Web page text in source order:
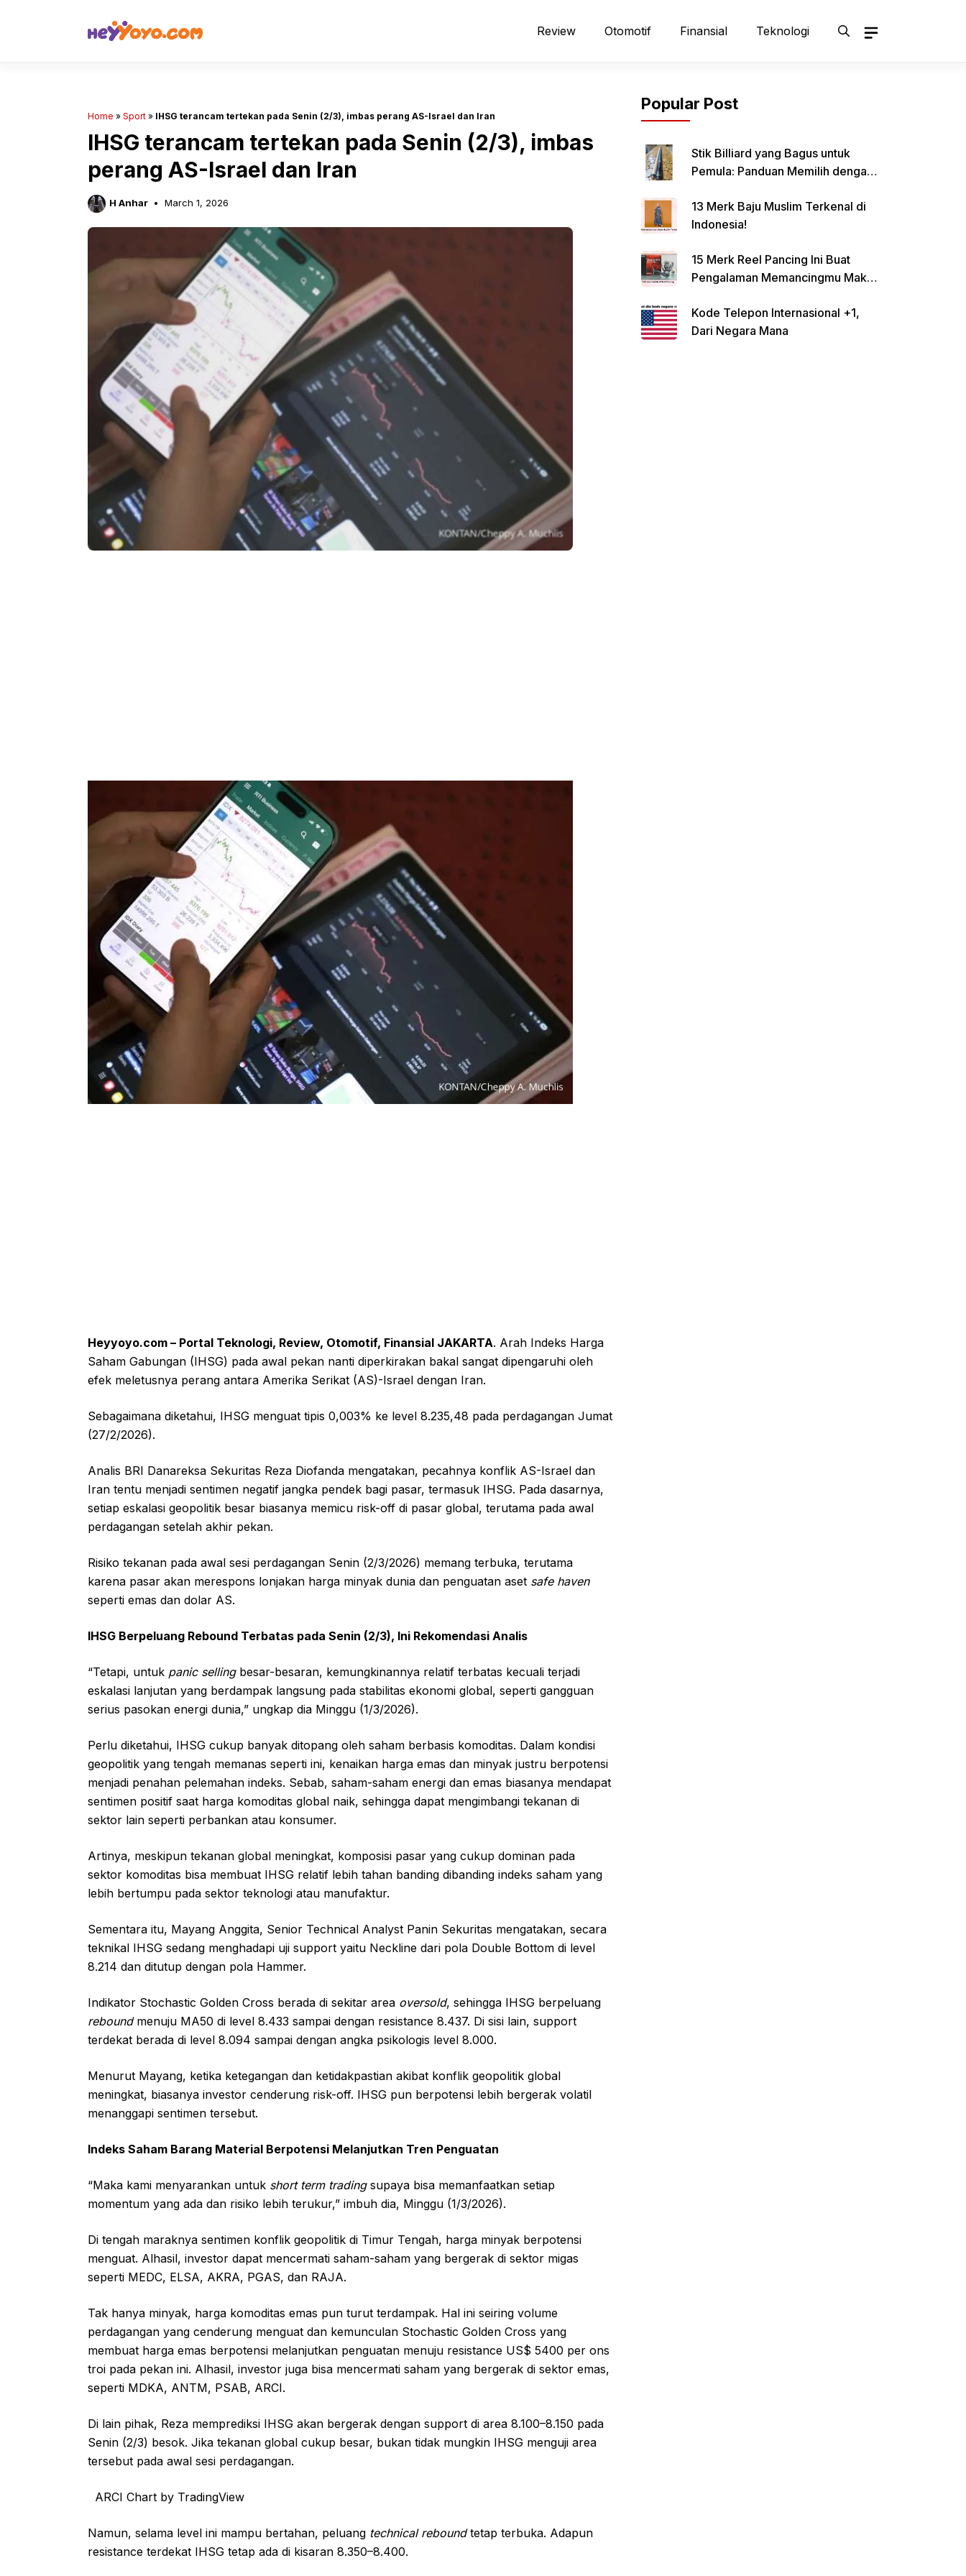
Review Otomotif Finansial Teknologi
Home » Sport » IHSG terancam tertekan pada Senin (2/3), imbas perang AS-Israel dan Iran
IHSG terancam tertekan pada Senin (2/3), imbas
perang AS-Israel dan Iran
H Anhar March 1, 2026
Heyyoyo.com – Portal Teknologi, Review, Otomotif, Finansial JAKARTA. Arah Indeks Harga
Saham Gabungan (IHSG) pada awal pekan nanti diperkirakan bakal sangat dipengaruhi oleh
efek meletusnya perang antara Amerika Serikat (AS)-Israel dengan Iran.
Sebagaimana diketahui, IHSG menguat tipis 0,003% ke level 8.235,48 pada perdagangan Jumat
(27/2/2026).
Analis BRI Danareksa Sekuritas Reza Diofanda mengatakan, pecahnya konflik AS-Israel dan
Iran tentu menjadi sentimen negatif jangka pendek bagi pasar, termasuk IHSG. Pada dasarnya,
setiap eskalasi geopolitik besar biasanya memicu risk-off di pasar global, terutama pada awal
perdagangan setelah akhir pekan.
Risiko tekanan pada awal sesi perdagangan Senin (2/3/2026) memang terbuka, terutama
karena pasar akan merespons lonjakan harga minyak dunia dan penguatan aset safe haven
seperti emas dan dolar AS.
IHSG Berpeluang Rebound Terbatas pada Senin (2/3), Ini Rekomendasi Analis
“Tetapi, untuk panic selling besar-besaran, kemungkinannya relatif terbatas kecuali terjadi
eskalasi lanjutan yang berdampak langsung pada stabilitas ekonomi global, seperti gangguan
serius pasokan energi dunia,” ungkap dia Minggu (1/3/2026).
Perlu diketahui, IHSG cukup banyak ditopang oleh saham berbasis komoditas. Dalam kondisi
geopolitik yang tengah memanas seperti ini, kenaikan harga emas dan minyak justru berpotensi
menjadi penahan pelemahan indeks. Sebab, saham-saham energi dan emas biasanya mendapat
sentimen positif saat harga komoditas global naik, sehingga dapat mengimbangi tekanan di
sektor lain seperti perbankan atau konsumer.
Artinya, meskipun tekanan global meningkat, komposisi pasar yang cukup dominan pada
sektor komoditas bisa membuat IHSG relatif lebih tahan banding dibanding indeks saham yang
lebih bertumpu pada sektor teknologi atau manufaktur.
Sementara itu, Mayang Anggita, Senior Technical Analyst Panin Sekuritas mengatakan, secara
teknikal IHSG sedang menghadapi uji support yaitu Neckline dari pola Double Bottom di level
8.214 dan ditutup dengan pola Hammer.
Indikator Stochastic Golden Cross berada di sekitar area oversold, sehingga IHSG berpeluang
rebound menuju MA50 di level 8.433 sampai dengan resistance 8.437. Di sisi lain, support
terdekat berada di level 8.094 sampai dengan angka psikologis level 8.000.
Menurut Mayang, ketika ketegangan dan ketidakpastian akibat konflik geopolitik global
meningkat, biasanya investor cenderung risk-off. IHSG pun berpotensi lebih bergerak volatil
menanggapi sentimen tersebut.
Indeks Saham Barang Material Berpotensi Melanjutkan Tren Penguatan
“Maka kami menyarankan untuk short term trading supaya bisa memanfaatkan setiap
momentum yang ada dan risiko lebih terukur,” imbuh dia, Minggu (1/3/2026).
Di tengah maraknya sentimen konflik geopolitik di Timur Tengah, harga minyak berpotensi
menguat. Alhasil, investor dapat mencermati saham-saham yang bergerak di sektor migas
seperti MEDC, ELSA, AKRA, PGAS, dan RAJA.
Tak hanya minyak, harga komoditas emas pun turut terdampak. Hal ini seiring volume
perdagangan yang cenderung menguat dan kemunculan Stochastic Golden Cross yang
membuat harga emas berpotensi melanjutkan penguatan menuju resistance US$ 5400 per ons
troi pada pekan ini. Alhasil, investor juga bisa mencermati saham yang bergerak di sektor emas,
seperti MDKA, ANTM, PSAB, ARCI.
Di lain pihak, Reza memprediksi IHSG akan bergerak dengan support di area 8.100–8.150 pada
Senin (2/3) besok. Jika tekanan global cukup besar, bukan tidak mungkin IHSG menguji area
tersebut pada awal sesi perdagangan.
ARCI Chart by TradingView
Namun, selama level ini mampu bertahan, peluang technical reboundtetap terbuka. Adapun
resistance terdekat IHSG tetap ada di kisaran 8.350–8.400.
Popular Post
Stik Billiard yang Bagus untuk
Pemula: Panduan Memilih dengan
13 Merk Baju Muslim Terkenal di
Indonesia!
15 Merk Reel Pancing Ini Buat
Pengalaman Memancingmu Makin
Kode Telepon Internasional +1,
Dari Negara Mana